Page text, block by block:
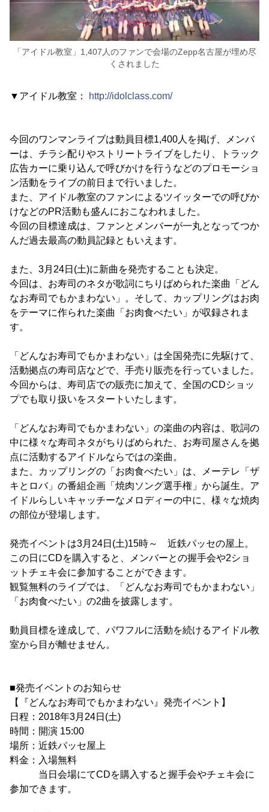
「アイドル教室」1,407人のファンで会場のZepp名古屋が埋め尽
くされました
▼アイドル教室： http://idolclass.com/
今回のワンマンライブは動員目標1,400人を掲げ、メンバ
ーは、チラシ配りやストリートライブをしたり、トラック
広告カーに乗り込んで呼びかけを行うなどのプロモーショ
ン活動をライブの前日まで行いました。
また、アイドル教室のファンによるツイッターでの呼びか
けなどのPR活動も盛んにおこなわれました。
今回の目標達成は、ファンとメンバーが一丸となってつか
んだ過去最高の動員記録ともいえます。
また、3月24日(土)に新曲を発売することも決定。
今回は、お寿司のネタが歌詞にちりばめられた楽曲「どん
なお寿司でもかまわない」。そして、カップリングはお肉
をテーマに作られた楽曲「お肉食べたい」が収録されま
す。
「どんなお寿司でもかまわない」は全国発売に先駆けて、
活動拠点の寿司店などで、手売り販売を行っていました。
今回からは、寿司店での販売に加えて、全国のCDショッ
プでも取り扱いをスタートいたします。
「どんなお寿司でもかまわない」の楽曲の内容は、歌詞の
中に様々な寿司ネタがちりばめられた、お寿司屋さんを拠
点に活動するアイドルならではの楽曲。
また、カップリングの「お肉食べたい」は、メーテレ「ザ
キとロバ」の番組企画「焼肉ソング選手権」から誕生。ア
イドルらしいキャッチーなメロディーの中に、様々な焼肉
の部位が登場します。
発売イベントは3月24日(土)15時～ 近鉄パッセの屋上。
この日にCDを購入すると、メンバーとの握手会や2ショ
ットチェキ会に参加することができます。
観覧無料のライブでは、「どんなお寿司でもかまわない」
「お肉食べたい」の2曲を披露します。
動員目標を達成して、パワフルに活動を続けるアイドル教
室から目が離せません。
■発売イベントのお知らせ
【『どんなお寿司でもかまわない』発売イベント】
日程：2018年3月24日(土)
時間：開演 15:00
場所：近鉄パッセ屋上
料金：入場無料
当日会場にてCDを購入すると握手会やチェキ会に
参加できます。